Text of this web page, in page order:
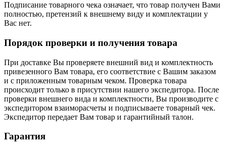
Подписание товарного чека означает, что товар получен Вами
полностью, претензий к внешнему виду и комплектации у
Вас нет.
Порядок проверки и получения товара
При доставке Вы проверяете внешний вид и комплектность
привезенного Вам товара, его соответствие с Вашим заказом
и с приложенным товарным чеком. Проверка товара
происходит только в присутствии нашего экспедитора. После
проверки внешнего вида и комплектности, Вы производите с
экспедитором взаиморасчеты и подписываете товарный чек.
Экспедитор передает Вам товар и гарантийный талон.
Гарантия